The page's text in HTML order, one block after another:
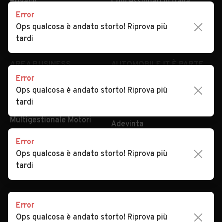
Impostazioni Privacy
Security
Valutazione auto
AREA BUSINESS
Registrazione
concessionario
Multigestionale Motori
AUTOMOBILE.IT È PARTE
subito.it
Adevinta
SEGUICI
Copyright © 2023 Marktplaats B.V. Tutti i diritti riservati.
Marktplaats B.V. - P.IVA 803.603.307.B.01
Error
Ops qualcosa è andato storto! Riprova più
tardi
Error
Ops qualcosa è andato storto! Riprova più
tardi
Error
Ops qualcosa è andato storto! Riprova più
tardi
Error
Ops qualcosa è andato storto! Riprova più